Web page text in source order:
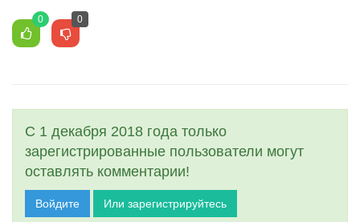
0 0
С 1 декабря 2018 года только
зарегистрированные пользователи могут
оставлять комментарии!
Войдите Или зарегистрируйтесь